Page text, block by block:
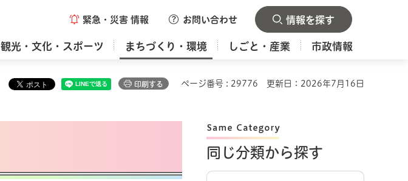
緊急・災害 情報 お問い合わせ 情報を探す
観光・文化・スポーツ まちづくり・環境 しごと・産業 市政情報
印刷する ページ番号 : 29776 更新日：2026年7月16日
同じ分類から探す